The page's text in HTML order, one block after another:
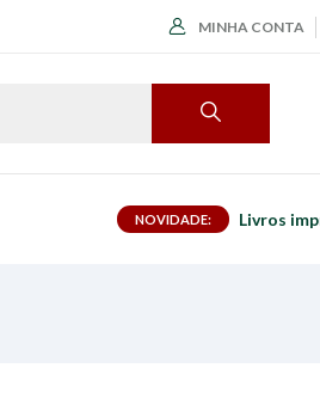
MINHA CONTA
NOVIDADE: Livros